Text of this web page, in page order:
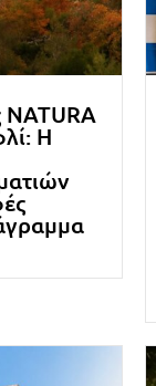
NATURA
Η